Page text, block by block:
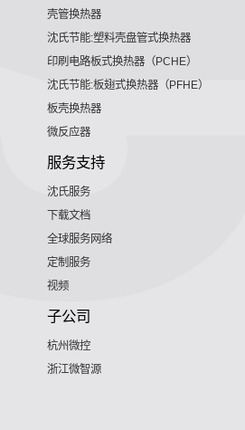
壳管换热器
沈氏节能:塑料壳盘管式换热器
印刷电路板式换热器（PCHE）
沈氏节能:板翅式换热器（PFHE）
板壳换热器
微反应器
服务支持
沈氏服务
下载文档
全球服务网络
定制服务
视频
子公司
杭州微控
浙江微智源